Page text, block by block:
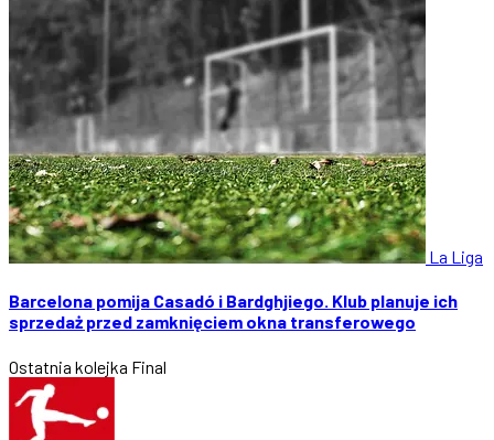
La Liga
Barcelona pomija Casadó i Bardghjiego. Klub planuje ich
sprzedaż przed zamknięciem okna transferowego
Ostatnia kolejka Final